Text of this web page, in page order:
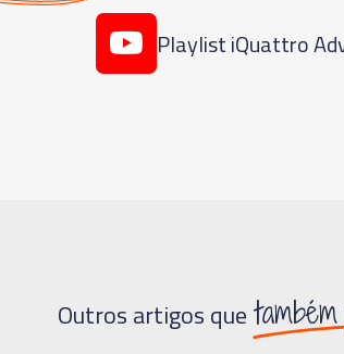
Playlist iQuattro
Outros artigos que